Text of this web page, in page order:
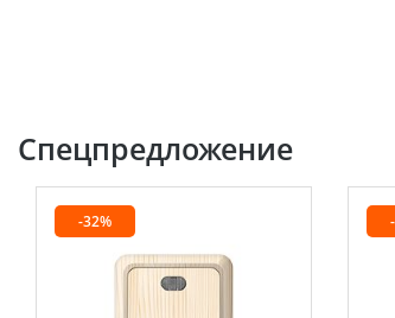
Спецпредложение
-32%